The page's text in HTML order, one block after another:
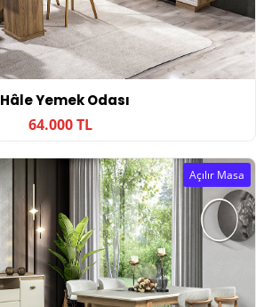
Hâle Yemek Odası
64.000 TL
Açılır Masa